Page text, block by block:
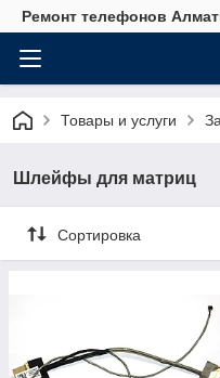
Ремонт телефонов
Товары и услуги
Шлейфы для матриц
Сортировка